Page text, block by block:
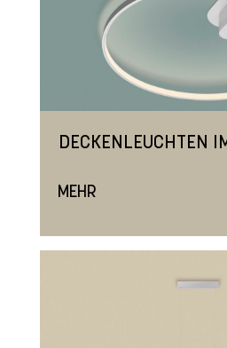
DECKENLEUCHTEN
MEHR